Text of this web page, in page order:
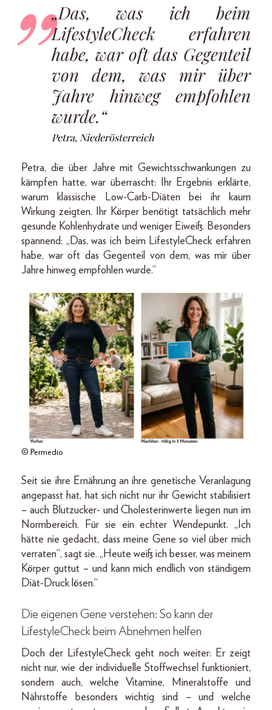
„Das, was ich beim
LifestyleCheck erfahren
habe, war oft das Gegenteil
von dem, was mir über
Jahre hinweg empfohlen
wurde.“
Petra, Niederösterreich
Petra, die über Jahre mit Gewichtsschwankungen zu
kämpfen hatte, war überrascht: Ihr Ergebnis erklärte,
warum klassische Low-Carb-Diäten bei ihr kaum
Wirkung zeigten. Ihr Körper benötigt tatsächlich mehr
gesunde Kohlenhydrate und weniger Eiweiß. Besonders
spannend: „Das, was ich beim LifestyleCheck erfahren
habe, war oft das Gegenteil von dem, was mir über
Jahre hinweg empfohlen wurde.“
© Permedio
Seit sie ihre Ernährung an ihre genetische Veranlagung
angepasst hat, hat sich nicht nur ihr Gewicht stabilisiert
– auch Blutzucker- und Cholesterinwerte liegen nun im
Normbereich. Für sie ein echter Wendepunkt. „Ich
hätte nie gedacht, dass meine Gene so viel über mich
verraten“, sagt sie. „Heute weiß ich besser, was meinem
Körper guttut – und kann mich endlich von ständigem
Diät-Druck lösen.“
Die eigenen Gene verstehen: So kann der
LifestyleCheck beim Abnehmen helfen
Doch der LifestyleCheck geht noch weiter: Er zeigt
nicht nur, wie der individuelle Stoffwechsel funktioniert,
sondern auch, welche Vitamine, Mineralstoffe und
Nährstoffe besonders wichtig sind – und welche